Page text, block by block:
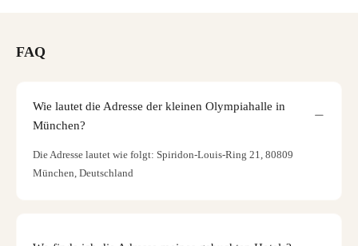
FAQ
Wie lautet die Adresse der kleinen Olympiahalle in
München?
Die Adresse lautet wie folgt: Spiridon-Louis-Ring 21, 80809
München, Deutschland